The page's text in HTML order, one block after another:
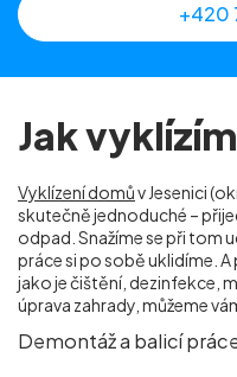
+420
Jak
Vyklízení domův Jesenici
skutečně jednoduché –
odpad. Snažíme se při tom
práce si po sobě uklidíme. A
jako je čištění, dezinfekce,
úprava zahrady, můžeme
Demontáž a balicí